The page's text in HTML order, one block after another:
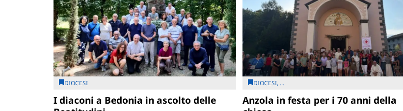
DIOCESI
I diaconi a Bedonia in ascolto delle
DIOCESI, ...
Anzola in festa per i 70 anni della